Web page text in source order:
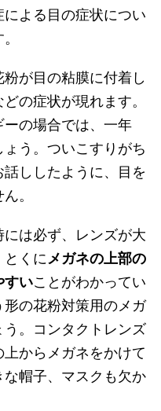
よる目の症状につい
粉が目の粘膜に付着し
の症状が現れます。
ーの場合では、一年
う。ついこすりがち
ししたように、目を
。
は必ず、レンズが大
とくにメガネの上部の
すいことがわかってい
の花粉対策用のメガ
。コンタクトレンズ
からメガネをかけて
な帽子、マスクも欠か